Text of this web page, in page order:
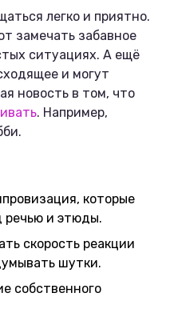
легко и приятно.
замечать забавное
ситуациях. А ещё
и могут
новость в том, что
. Например,
которые
речью и этюды.
скорость реакции
шутки.
собственного